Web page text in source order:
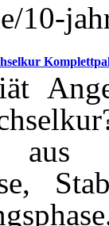
10-
aus